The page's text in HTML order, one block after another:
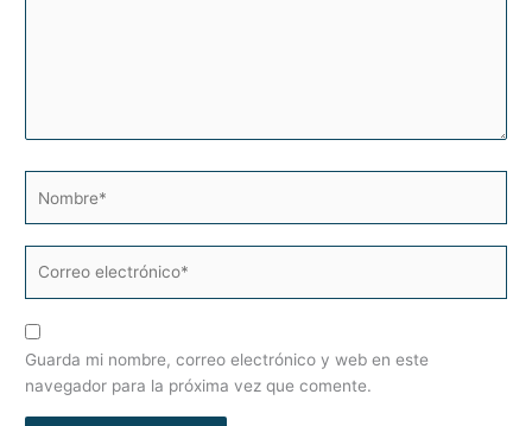
electrónico*
Guarda mi nombre, correo electrónico y web en este
navegador para la próxima vez que comente.